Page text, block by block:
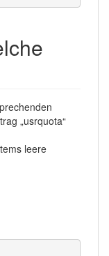
„usrquota“
leere